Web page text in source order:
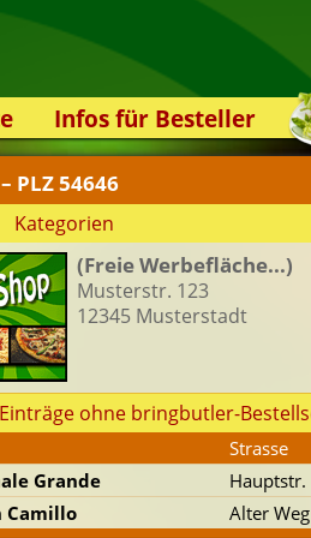
Infos für Besteller
Lieferservice-App
Weiterempfehlen
Newsletter
Sicherheit
Kontakt
– PLZ 54646
Kategorien
(Freie Werbefläche...)
Musterstr. 123
12345 Musterstadt
ohne bringbutler-
Strasse
Grande
Hauptstr.
Camillo
Alter